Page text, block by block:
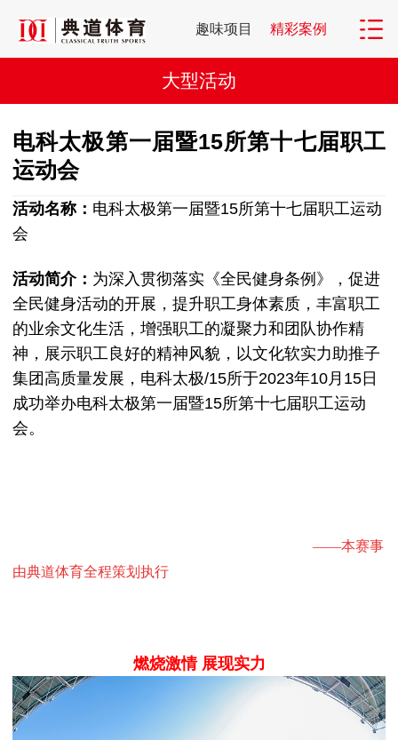
趣味项目 精彩案例
大型活动
电科太极第一届暨15所第十七届职工
运动会
活动名称： 电科太极第一届暨15所第十七届职工运动
会
活动简介： 为深入贯彻落实《全民健身条例》，促进
全民健身活动的开展，提升职工身体素质，丰富职工
的业余文化生活，增强职工的凝聚力和团队协作精
神，展示职工良好的精神风貌，以文化软实力助推子
集团高质量发展，电科太极/15所于2023年10月15日
成功举办电科太极第一届暨15所第十七届职工运动
会。
——本赛事
由典道体育全程策划执行
燃烧激情 展现实力